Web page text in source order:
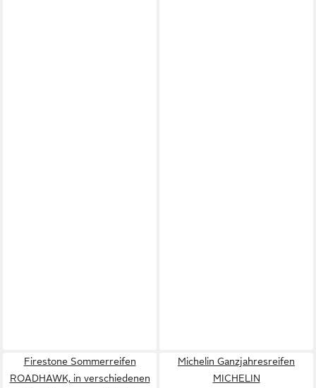
Firestone Sommerreifen
ROADHAWK, in verschiedenen
Michelin Ganzjahresreifen
MICHELIN